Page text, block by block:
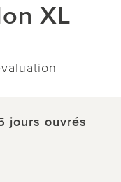
XL
jours ouvrés